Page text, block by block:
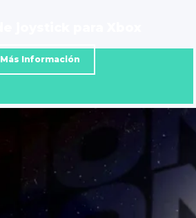
Más Información